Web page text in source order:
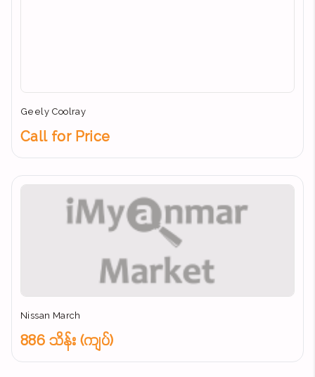
Geely Coolray
Call for Price
Nissan March
886 သိန်း (ကျပ်)